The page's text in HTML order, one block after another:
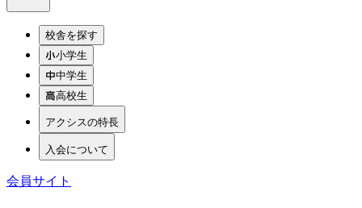
校舎を探す
小学生
中学生
高校生
アクシスの特長
入会について
会員サイト